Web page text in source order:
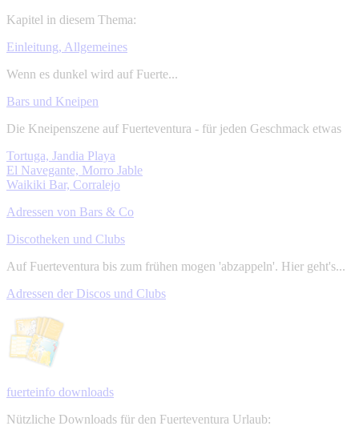
Kapitel in diesem Thema:
Einleitung, Allgemeines
Wenn es dunkel wird auf Fuerte...
Bars und Kneipen
Die Kneipenszene auf Fuerteventura - für jeden Geschmack etwas
Tortuga, Jandia Playa
El Navegante, Morro Jable
Waikiki Bar, Corralejo
Adressen von Bars & Co
Discotheken und Clubs
Auf Fuerteventura bis zum frühen mogen 'abzappeln'. Hier geht's...
Adressen der Discos und Clubs
fuerteinfo downloads
Nützliche Downloads für den Fuerteventura Urlaub: